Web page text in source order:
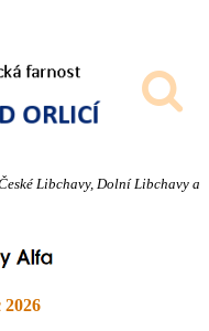
Libchavy, Dolní Libchavy a
2026